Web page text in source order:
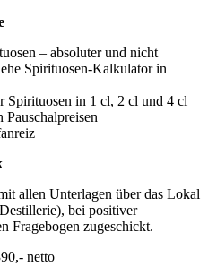
– absoluter und nicht
Spirituosen-Kalkulator in
Spirituosen in 1 cl, 2 cl und 4 cl
Pauschalpreisen
allen Unterlagen über das Lokal
bei positiver
Fragebogen zugeschickt.
netto